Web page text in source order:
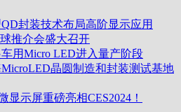
封装技术布局高阶显示应用
推介会盛大召开
用Micro LED进入量产阶段
晶圆制造和封装测试基地
显示屏重磅亮相CES2024！